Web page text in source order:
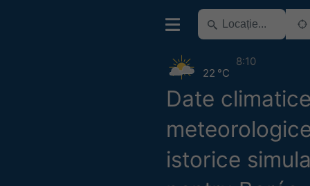
Date
istorice
22 °C
8:10